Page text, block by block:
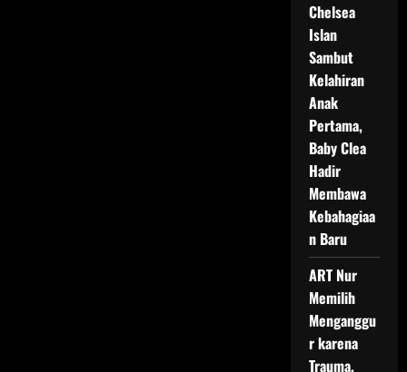
Chelsea
Islan
Sambut
Kelahiran
Anak
Pertama,
Baby Clea
Hadir
Membawa
Kebahagiaa
n Baru
ART Nur
Memilih
Menganggu
r karena
Trauma,